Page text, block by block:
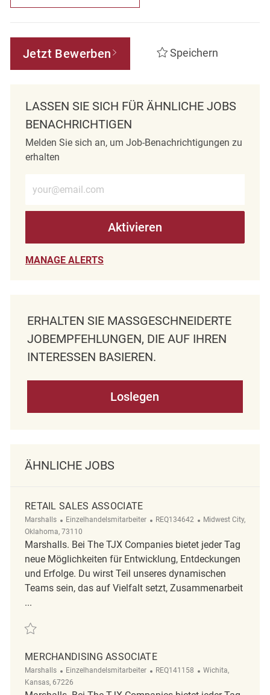
Jetzt Bewerben Speichern
LASSEN SIE SICH FÜR ÄHNLICHE JOBS
BENACHRICHTIGEN
Melden Sie sich an, um Job-Benachrichtigungen zu
erhalten
Aktivieren
MANAGE ALERTS
ERHALTEN SIE MASSGESCHNEIDERTE J
OBEMPFEHLUNGEN, DIE AUF IHREN I
NTERESSEN BASIEREN.
Loslegen
ÄHNLICHE JOBS
RETAIL SALES ASSOCIATE
Marshalls Kategorie
Einzelhandelsmitarbeiter ReqId
REQ134642 Ort
Midwest City,
Oklahoma, 73110
Marshalls. Bei The TJX Companies bietet jeder Tag
neue Möglichkeiten für Entwicklung, Entdeckungen
und Erfolge. Du wirst Teil unseres dynamischen
Teams sein, das auf Vielfalt setzt, Zusammenarbeit
...
Retten Retail Sales Associate REQ134642
MERCHANDISING ASSOCIATE
Marshalls Kategorie
Einzelhandelsmitarbeiter ReqId
REQ141158 Ort
Wichita,
Kansas, 67226